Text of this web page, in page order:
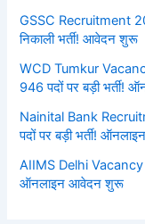
GSSC Recruitment
निकाली भर्ती! आवेदन शुरू
WCD Tumkur
946 पदों पर बड़ी भर्ती!
Nainital Bank
पदों पर बड़ी भर्ती!
AIIMS Delhi Vacancy
ऑनलाइन आवेदन शुरू